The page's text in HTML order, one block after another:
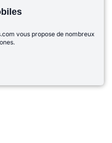
vous propose de nombreux